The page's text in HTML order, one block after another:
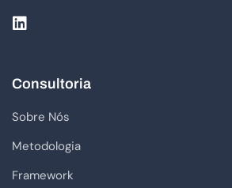
Consultoria
Sobre Nós
Metodologia
Framework